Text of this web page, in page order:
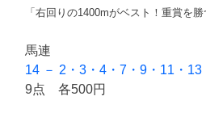
「右回りの1400mがベスト！重賞を勝
馬連
14 － 2・3・4・7・9・11・13
9点 各500円